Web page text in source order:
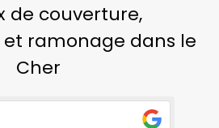
de couverture,
ramonage dans le
Cher